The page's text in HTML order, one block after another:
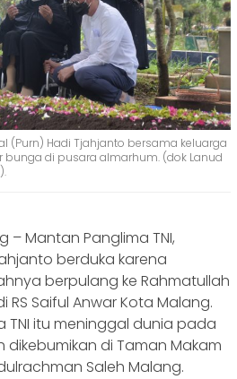
(Purn) Hadi Tjahjanto bersama keluarga
di pusara almarhum. (dok Lanud
– Mantan Panglima TNI,
berduka karena
berpulang ke Rahmatullah
RS Saiful Anwar Kota Malang.
TNI itu meninggal dunia pada
dikebumikan di Taman Makam
Saleh Malang.